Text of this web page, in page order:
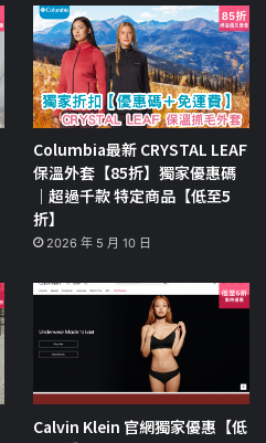
Columbia最新 CRYSTAL LEAF
保溫外套【85折】獨家優惠碼
｜超過千款 特定商品【低至5
折】
2026 年 5 月 10 日
Calvin Klein 官網獨家優惠【低